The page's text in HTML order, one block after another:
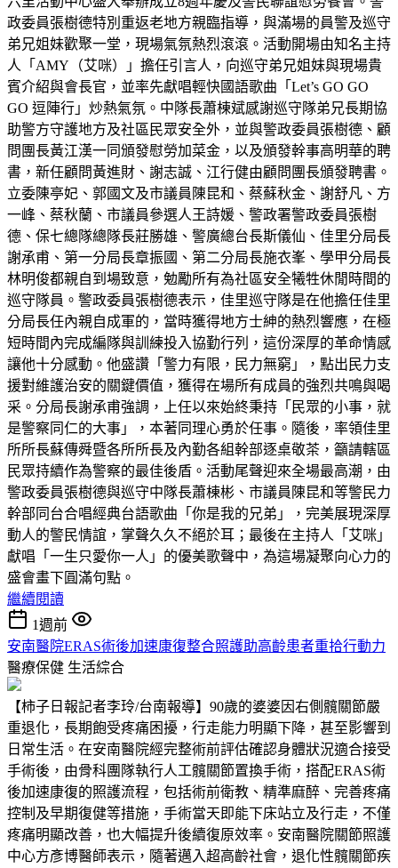
政委員張樹德特別重返老地方親臨指導，與滿場的員警及巡守
弟兄姐妹歡聚一堂，現場氣氛熱烈滾滾。活動開場由知名主持
人「AMY（艾咪）」擔任引言人，向巡守弟兄姐妹與現場貴
賓介紹與會長官，並率先獻唱輕快國語歌曲「Let’s GO GO
GO 逗陣行」炒熱氣氛。中隊長蕭棟斌感謝巡守隊弟兄長期協
助警方守護地方及社區民眾安全外，並與警政委員張樹德、顧
問團長黃江漢一同頒發慰勞加菜金，以及頒發幹事高明華的聘
書，新任顧問黃進財、謝志誠、江行健由顧問團長頒發聘書。
立委陳亭妃、郭國文及市議員陳昆和、蔡蘇秋金、謝舒凡、方
一峰、蔡秋蘭、市議員參選人王詩媛、警政署警政委員張樹
德、保七總隊總隊長莊勝雄、警廣總台長斯儀仙、佳里分局長
謝承甫、第一分局長章振國、第二分局長施衣峯、學甲分局長
林明俊都親自到場致意，勉勵所有為社區安全犧牲休閒時間的
巡守隊員。警政委員張樹德表示，佳里巡守隊是在他擔任佳里
分局長任內親自成軍的，當時獲得地方士紳的熱烈響應，在極
短時間內完成編隊與訓練投入協勤行列，這份深厚的革命情感
讓他十分感動。他盛讚「警力有限，民力無窮」，點出民力支
援對維護治安的關鍵價值，獲得在場所有成員的強烈共鳴與喝
采。分局長謝承甫強調，上任以來始終秉持「民眾的小事，就
是警察同仁的大事」，本著同理心勇於任事。隨後，率領佳里
所所長蘇傳舜暨各所所長及內勤各組幹部逐桌敬茶，籲請轄區
民眾持續作為警察的最佳後盾。活動尾聲迎來全場最高潮，由
警政委員張樹德與巡守中隊長蕭棟彬、市議員陳昆和等警民力
幹部同台合唱經典台語歌曲「你是我的兄弟」，完美展現深厚
動人的警民情誼，掌聲久久不絕於耳；最後在主持人「艾咪」
獻唱「一生只愛你一人」的優美歌聲中，為這場凝聚向心力的
盛會畫下圓滿句點。
繼續閱讀
1週前
安南醫院ERAS術後加速康復整合照護助高齡患者重拾行動力
醫療保健 生活綜合
【柿子日報記者李玲/台南報導】90歲的婆婆因右側髖關節嚴
重退化，長期飽受疼痛困擾，行走能力明顯下降，甚至影響到
日常生活。在安南醫院經完整術前評估確認身體狀況適合接受
手術後，由骨科團隊執行人工髖關節置換手術，搭配ERAS術
後加速康復的照護流程，包括術前衛教、精準麻醉、完善疼痛
控制及早期復健等措施，手術當天即能下床站立及行走，不僅
疼痛明顯改善，也大幅提升後續復原效率。安南醫院關節照護
中心方彥博醫師表示，隨著邁入超高齡社會，退化性髖關節疾